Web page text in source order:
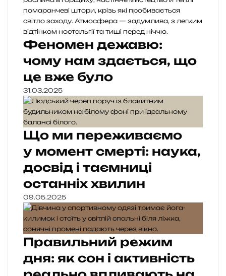
Феномен дежавю:
чому нам здається, що
це вже було
31.03.2025
Що ми переживаємо
у момент смерті: наука,
досвід і таємниці
останніх хвилин
09.05.2025
Правильний режим
дня: як сон і активність